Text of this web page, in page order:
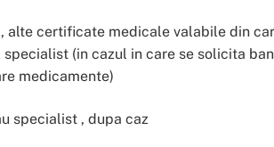
certificate medicale valabile din
(in cazul in care se solicita
medicamente)
specialist , dupa caz